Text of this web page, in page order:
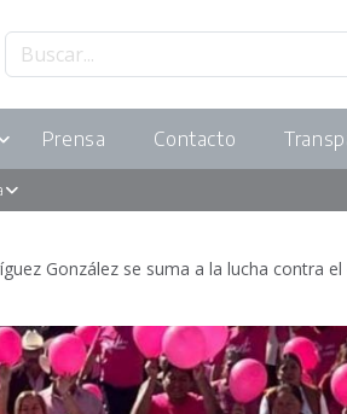
Prensa Contacto
González se suma a la lucha contra